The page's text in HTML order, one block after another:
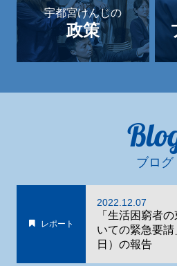
宇都宮けんじの
政策
ブログ
レポート
2022.12.07
「生活困窮者
いての緊急要
日）の報告